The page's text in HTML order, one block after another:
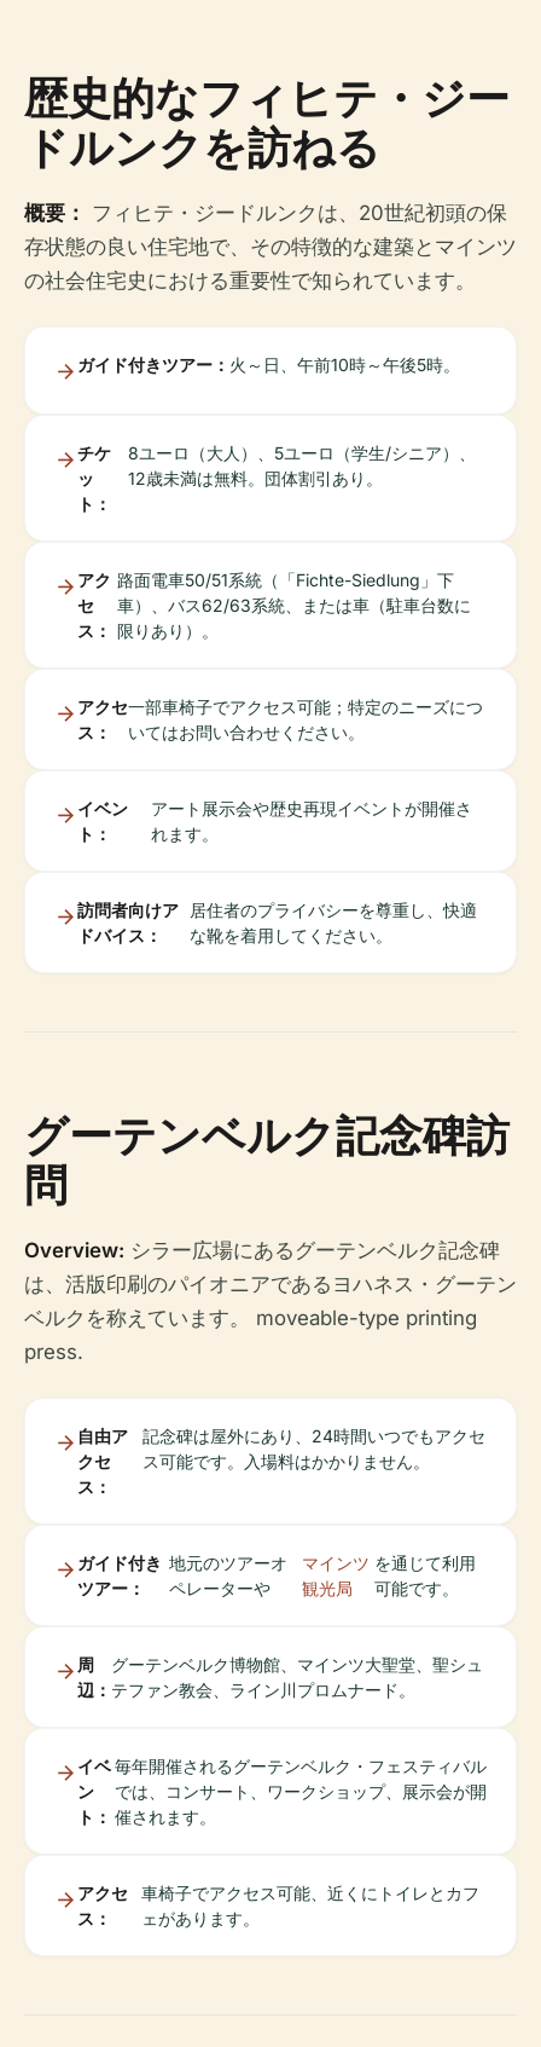
歴史的なフィヒテ・ジー
ドルンクを訪ねる
概要： フィヒテ・ジードルンクは、20世紀初頭の保
存状態の良い住宅地で、その特徴的な建築とマインツ
の社会住宅史における重要性で知られています。
ガイド付きツアー： 火～日、午前10時～午後5時。
チケ
ッ
ト：
8ユーロ（大人）、5ユーロ（学生/シニア）、
12歳未満は無料。団体割引あり。
アク
セ
ス：
路面電車50/51系統（「Fichte-Siedlung」下
車）、バス62/63系統、または車（駐車台数に
限りあり）。
アクセ
ス：
一部車椅子でアクセス可能；特定のニーズにつ
いてはお問い合わせください。
イベン
ト：
アート展示会や歴史再現イベントが開催さ
れます。
訪問者向けア
ドバイス：
居住者のプライバシーを尊重し、快適
な靴を着用してください。
グーテンベルク記念碑訪
問
Overview: シラー広場にあるグーテンベルク記念碑
は、活版印刷のパイオニアであるヨハネス・グーテン
ベルクを称えています。 moveable-type printing
press.
自由ア
クセ
ス：
記念碑は屋外にあり、24時間いつでもアクセ
ス可能です。入場料はかかりません。
ガイド付き
ツアー：
地元のツアーオ
ペレーターや
マインツ
観光局
を通じて利用
可能です。
周
辺：
グーテンベルク博物館、マインツ大聖堂、聖シュ
テファン教会、ライン川プロムナード。
イベ
ン
ト：
毎年開催されるグーテンベルク・フェスティバル
では、コンサート、ワークショップ、展示会が開
催されます。
アクセ
ス：
車椅子でアクセス可能、近くにトイレとカフ
ェがあります。